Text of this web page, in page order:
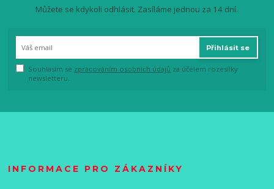
Můžete se kdykoli odhlásit. Zasíláme jednou za 14 dní.
Přihlásit se
Souhlasím se zpracováním osobních údajů za účelem rozesílky
newsletteru.
INFORMACE PRO ZÁKAZNÍKY